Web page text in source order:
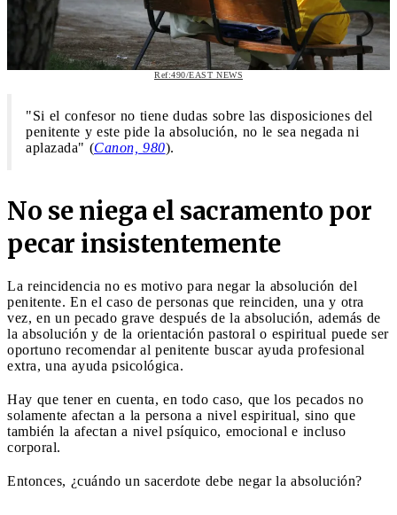
Ref:490/EAST NEWS
"Si el confesor no tiene dudas sobre las disposiciones del
penitente y este pide la absolución, no le sea negada ni
aplazada" (Canon, 980).
No se niega el sacramento por
pecar insistentemente
La reincidencia no es motivo para negar la absolución del
penitente. En el caso de personas que reinciden, una y otra
vez, en un pecado grave después de la absolución, además de
la absolución y de la orientación pastoral o espiritual puede ser
oportuno recomendar al penitente buscar ayuda profesional
extra, una ayuda psicológica.
Hay que tener en cuenta, en todo caso, que los pecados no
solamente afectan a la persona a nivel espiritual, sino que
también la afectan a nivel psíquico, emocional e incluso
corporal.
Entonces, ¿cuándo un sacerdote debe negar la absolución?